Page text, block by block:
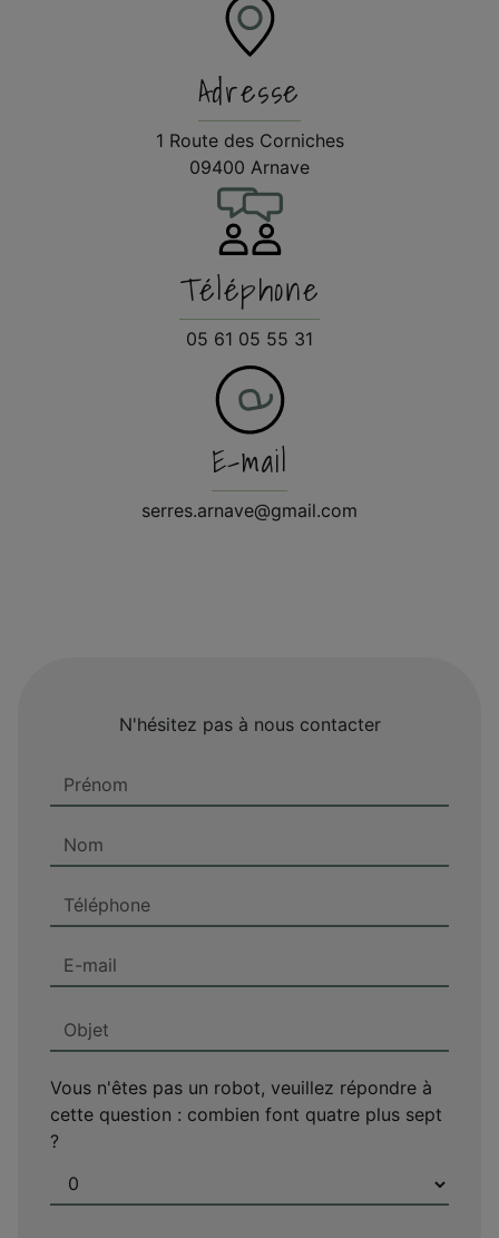
Adresse
1 Route des Corniches
09400 Arnave
Téléphone
05 61 05 55 31
E-mail
serres.arnave@gmail.com
N'hésitez pas à nous contacter
Vous n'êtes pas un robot, veuillez répondre à
cette question : combien font quatre plus sept
?